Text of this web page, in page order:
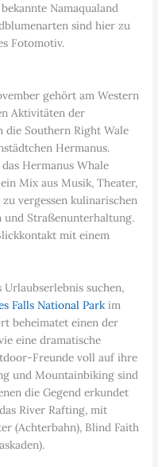
Namaqualand
sind hier zu
Fotomotiv.
gehört am Western
Aktivitäten der
die Southern Right Wale
Hermanus.
Hermanus Whale
Mix aus Musik, Theater,
vergessen kulinarischen
und Straßenunterhaltung.
mit einem
suchen,
Falls National Parkim
beheimatet einen der
eine dramatische
Freunde voll auf ihre
und Mountainbiking sind
die Gegend erkundet
River Rafting, mit
(Achterbahn), Blind Faith